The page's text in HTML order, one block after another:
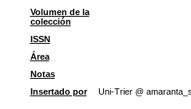
Volumen de la
colección
ISSN
Área
Notas
Insertado por
Uni-Trier @